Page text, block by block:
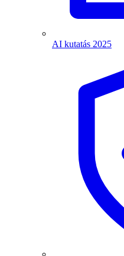
AI kutatás 2025